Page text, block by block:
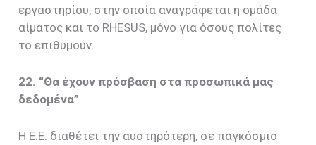
εργαστηρίου, στην οποία αναγράφεται η ομάδα
αίματος και το RHESUS, μόνο για όσους πολίτες
το επιθυμούν.
22. “Θα έχουν πρόσβαση στα προσωπικά μας
δεδομένα”
Η Ε.Ε. διαθέτει την αυστηρότερη, σε παγκόσμιο